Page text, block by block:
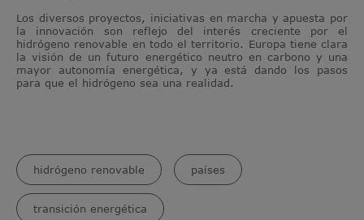
Los diversos proyectos, iniciativas en marcha y apuesta por
la innovación son reflejo del interés creciente por el
hidrógeno renovable en todo el territorio. Europa tiene clara
la visión de un futuro energético neutro en carbono y una
mayor autonomía energética, y ya está dando los pasos
para que el hidrógeno sea una realidad.
hidrógeno renovable países
transición energética